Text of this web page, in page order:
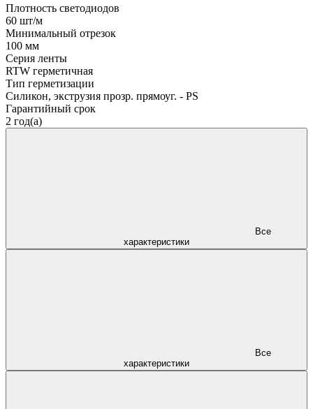
Плотность светодиодов
60 шт/м
Минимальный отрезок
100 мм
Серия ленты
RTW герметичная
Тип герметизации
Силикон, экструзия прозр. прямоуг. - PS
Гарантийный срок
2 год(а)
характеристики
характеристики